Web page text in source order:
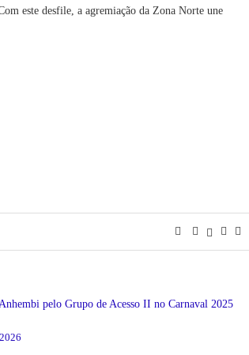
este desfile, a agremiação da Zona Norte une